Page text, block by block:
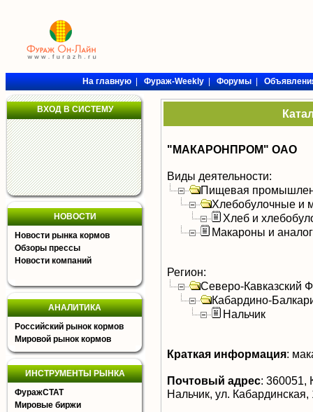
На главную|Фураж-Weekly|Форумы|
ВХОД В СИСТЕМУ
НОВОСТИ
Новости рынка кормов
Обзоры прессы
Новости компаний
АНАЛИТИКА
Российский рынок кормов
Мировой рынок кормов
ИНСТРУМЕНТЫ РЫНКА
ФуражСТАТ
Мировые биржи
"МАКАРОНПРОМ" ОАО
Виды деятельности:
Пищевая
Хлебобулочные и
Хлеб и
Макароны и
Регион:
Северо-Кавказский
Кабардино-
Нальчик
Краткая информация:
Почтовый адрес: 360051,
Нальчик, ул. Кабардинская,